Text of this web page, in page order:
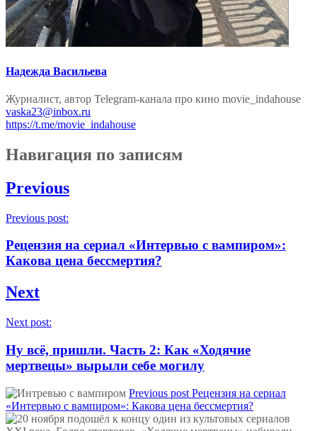
Надежда Васильева
Журналист, автор Telegram-канала про кино movie_indahouse
vaska23@inbox.ru
https://t.me/movie_indahouse
Навигация по записям
Previous
Previous post:
Рецензия на сериал «Интервью с вампиром»:
Какова цена бессмертия?
Next
Next post:
Ну всё, пришли. Часть 2: Как «Ходячие
мертвецы» вырыли себе могилу
Previous post Рецензия на сериал
«Интервью с вампиром»: Какова цена бессмертия?